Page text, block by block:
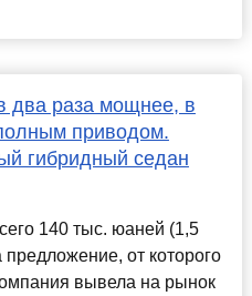
два раза мощнее, в
приводом.
гибридный седан
140 тыс. юаней (1,5
от которого
вывела на рынок